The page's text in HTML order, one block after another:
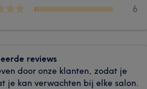
6
reviews
door onze klanten, zodat je
je kan verwachten bij elke salon.